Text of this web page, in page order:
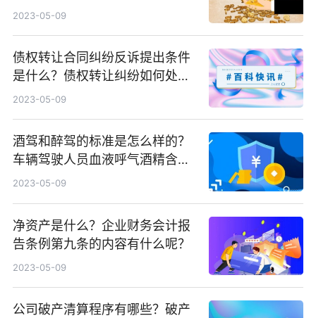
2023-05-09
债权转让合同纠纷反诉提出条件
是什么？债权转让纠纷如何处
理？
2023-05-09
酒驾和醉驾的标准是怎么样的？
车辆驾驶人员血液呼气酒精含量
阈值与检验标准是什么？
2023-05-09
净资产是什么？企业财务会计报
告条例第九条的内容有什么呢？
2023-05-09
公司破产清算程序有哪些？破产